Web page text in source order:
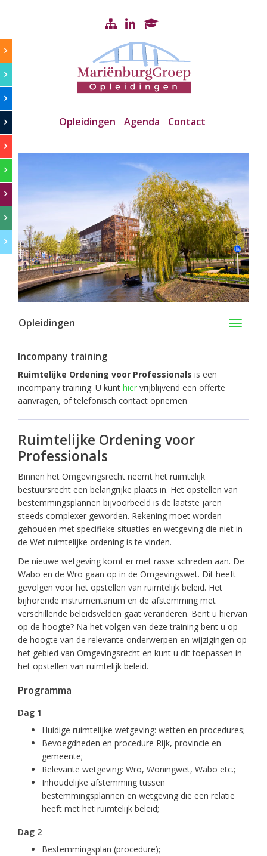
Opleidingen Agenda Contact
Toggle
Opleidingen
Incompany training
Ruimtelijke Ordening voor Professionals is een
incompany training. U kunt hier vrijblijvend een offerte
aanvragen, of telefonisch contact opnemen
Ruimtelijke Ordening voor
Professionals
Binnen het Omgevingsrecht neemt het ruimtelijk
bestuursrecht een belangrijke plaats in. Het opstellen van
bestemmingsplannen bijvoorbeeld is de laatste jaren
steeds complexer geworden. Rekening moet worden
gehouden met specifieke situaties en wetgeving die niet in
de Wet ruimtelijke ordening is te vinden.
De nieuwe wetgeving komt er met rasse schreden aan. De
Wabo en de Wro gaan op in de Omgevingswet. Dit heeft
gevolgen voor het opstellen van ruimtelijk beleid. Het
bijhorende instrumentarium en de afstemming met
verschillende beleidsvelden gaat veranderen. Bent u hiervan
op de hoogte? Na het volgen van deze training bent u op
de hoogte van de relevante onderwerpen en wijzigingen op
het gebied van Omgevingsrecht en kunt u dit toepassen in
het opstellen van ruimtelijk beleid.
Programma
Dag 1
Huidige ruimtelijke wetgeving: wetten en procedures;
Bevoegdheden en procedure Rijk, provincie en
gemeente;
Relevante wetgeving: Wro, Woningwet, Wabo etc.;
Inhoudelijke afstemming tussen
bestemmingsplannen en wetgeving die een relatie
heeft met het ruimtelijk beleid;
Dag 2
Bestemmingsplan (procedure);